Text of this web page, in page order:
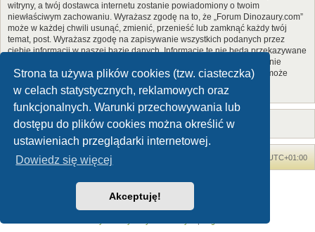
Strona ta używa plików cookies (tzw. ciasteczka)
w celach statystycznych, reklamowych oraz
funkcjonalnych. Warunki przechowywania lub
dostępu do plików cookies można określić w
ustawieniach przeglądarki internetowej.
Dowiedz się więcej
Akceptuję!
witryny, a twój dostawca internetu zostanie powiadomiony o twoim
niewłaściwym zachowaniu. Wyrażasz zgodę na to, że „Forum Dinozaury.com”
może w każdej chwili usunąć, zmienić, przenieść lub zamknąć każdy twój
temat, post. Wyrażasz zgodę na zapisywanie wszystkich podanych przez
ciebie informacji w naszej bazie danych. Informacje te nie będą przekazywane
nikomu bez twojej zgody, ale ani „Forum Dinozaury.com”, ani phpBB nie
ponosi odpowiedzialności za włamania do witryny, podczas których może
dojść do kradzieży danych.
Forum Dinozaury.com UTC+01:00
Dinozaury.com© 2006-2020
Technologię dostarczaphpBB® Forum Software © phpBB Limited
Polski pakiet językowy dostarcza